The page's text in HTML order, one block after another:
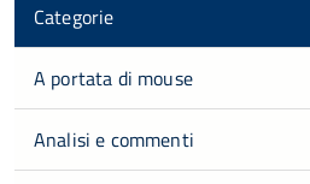
Categorie
A portata di mouse
Analisi e commenti